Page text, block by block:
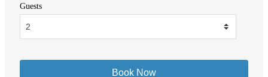
Guests